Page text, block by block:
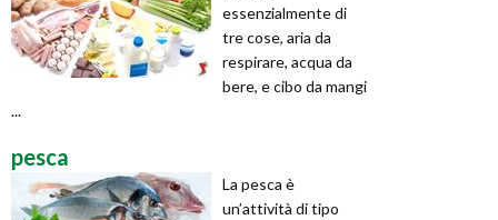
essenzialmente di
tre cose, aria da
respirare, acqua da
bere, e cibo da mangi
...
pesca
La pesca è
un’attività di tipo